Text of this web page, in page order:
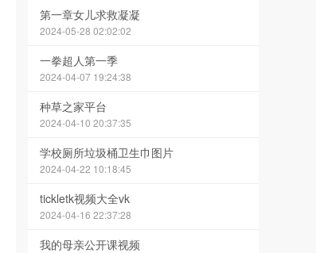
第一章女儿求救凝凝
2024-05-28 02:02:02
一拳超人第一季
2024-04-07 19:24:38
种草之家平台
2024-04-10 20:37:35
学校厕所垃圾桶卫生巾图片
2024-04-22 10:18:45
tickletk视频大全vk
2024-04-16 22:37:28
我的母亲公开课视频